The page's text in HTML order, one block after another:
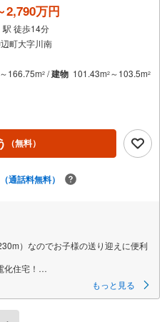
2,790万円
駅 徒歩14分
町大字川南
～166.75m2 /建物 101.43m2 ～103.5m2
（無料）
（通話料無料）
）なのでお子様の送り迎えに便利
住宅！
もっと見る